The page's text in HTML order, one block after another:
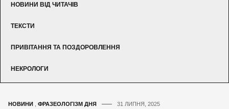
НОВИНИ ВІД ЧИТАЧІВ
ТЕКСТИ
ПРИВІТАННЯ ТА ПОЗДОРОВЛЕННЯ
НЕКРОЛОГИ
НОВИНИ ФРАЗЕОЛОГІЗМ ДНЯ 31 ЛИПНЯ, 2025